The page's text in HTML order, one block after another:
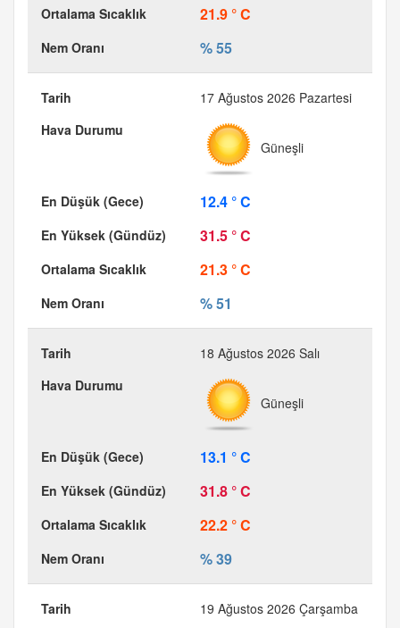
21.9 ° C
% 55
17 Ağustos 2026 Pazartesi
Güneşli
12.4 ° C
31.5 ° C
21.3 ° C
% 51
18 Ağustos 2026 Salı
Güneşli
13.1 ° C
31.8 ° C
22.2 ° C
% 39
19 Ağustos 2026 Çarşamba